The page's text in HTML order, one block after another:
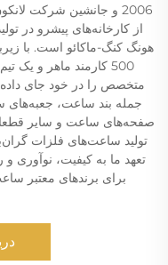
2006 و جانشین شرکت
از کارخانه‌های پیشرو در
متخصص را در خود جای
جمله بند ساعت،
صفحه‌های ساعت و سایر
تعهد ما به کیفیت، نوآوری
برای برندهای معتبر